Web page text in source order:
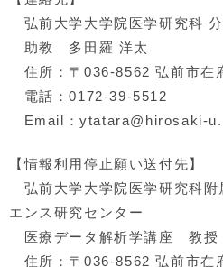
弘前大学大学院医学研究科
助教 多田羅 洋太
住所：〒036-8562 弘前市在
電話：0172-39-5512
Email：ytatara@hirosaki-
【情報利用停止願い送付先】
弘前大学大学院医学研究科附
エンス研究センター
医療データ解析学講座 教
住所：〒036-8562 弘前市在